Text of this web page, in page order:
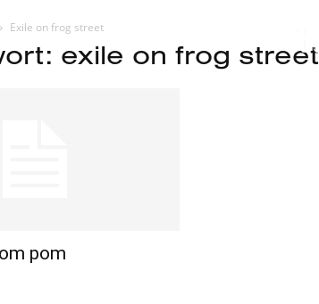
Exile on frog street
exile on frog street
pom